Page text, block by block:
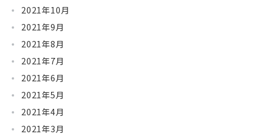
2021年10月
2021年9月
2021年8月
2021年7月
2021年6月
2021年5月
2021年4月
2021年3月